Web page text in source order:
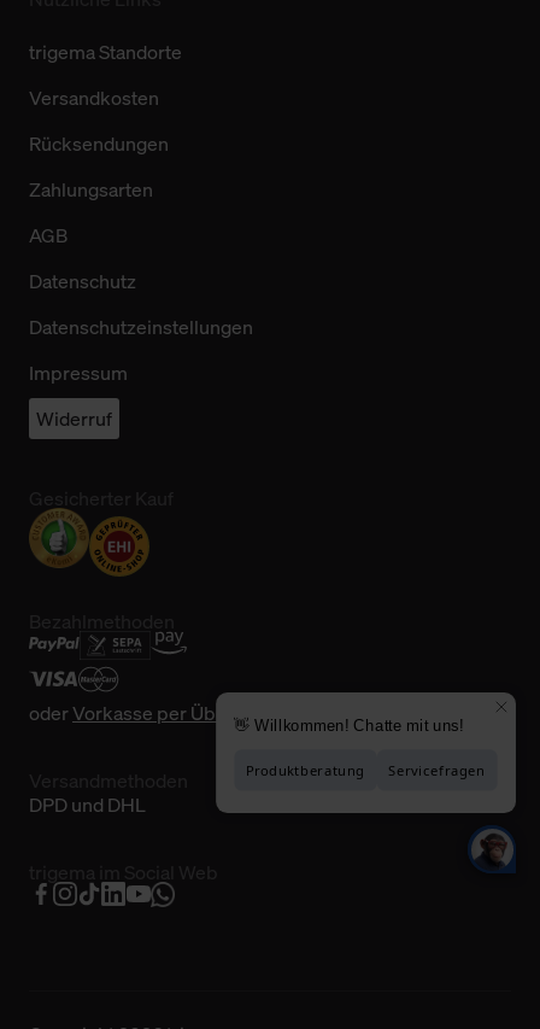
trigema Standorte
Versandkosten
Rücksendungen
Zahlungsarten
AGB
Datenschutz
Datenschutzeinstellungen
Impressum
Widerruf
oderVorkasse per Überweisung
DPD und DHL